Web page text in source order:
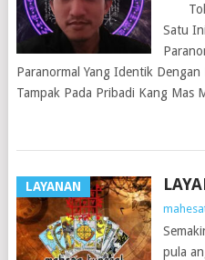
Satu
Paranormal Yang Identik
Tampak Pada Pribadi Kang Mas
LAYANAN
pula